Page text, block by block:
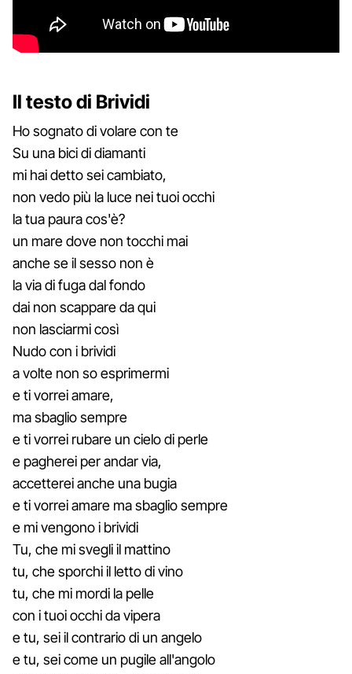
Il testo di Brividi
Ho sognato di volare con te
Su una bici di diamanti
mi hai detto sei cambiato,
non vedo più la luce nei tuoi occhi
la tua paura cos'è?
un mare dove non tocchi mai
anche se il sesso non è
la via di fuga dal fondo
dai non scappare da qui
non lasciarmi così
Nudo con i brividi
a volte non so esprimermi
e ti vorrei amare,
ma sbaglio sempre
e ti vorrei rubare un cielo di perle
e pagherei per andar via,
accetterei anche una bugia
e ti vorrei amare ma sbaglio sempre
e mi vengono i brividi
Tu, che mi svegli il mattino
tu, che sporchi il letto di vino
tu, che mi mordi la pelle
con i tuoi occhi da vipera
e tu, sei il contrario di un angelo
e tu, sei come un pugile all'angolo